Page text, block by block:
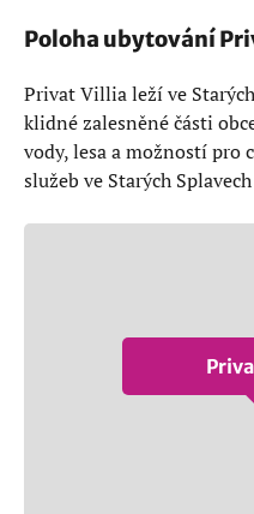
Poloha ubytování
Privat Villia leží ve
klidné zalesněné části
vody, lesa a možností
služeb ve Starých